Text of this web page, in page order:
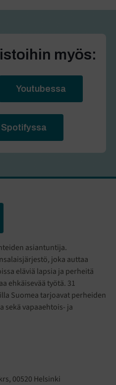
myös:
Youtubessa
asiantuntija.
, joka auttaa
eläviä lapsia ja perheitä
ehkäisevää työtä. 31
Suomea tarjoavat perheiden
sekä vapaaehtois- ja
00520 Helsinki